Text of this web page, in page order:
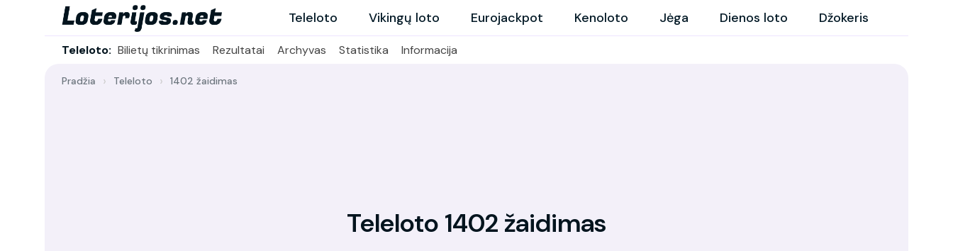
Teleloto Vikingų loto Eurojackpot Kenoloto Jėga Dienos loto Džokeris
Teleloto: Bilietų tikrinimas Rezultatai Archyvas Statistika Informacija
Pradžia Teleloto 1402 žaidimas
Teleloto 1402 žaidimas